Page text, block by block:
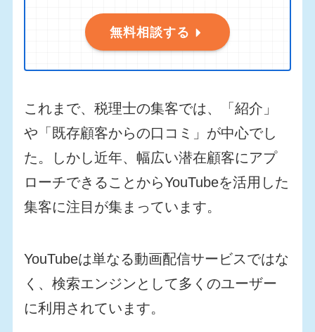
無料相談する
これまで、税理士の集客では、「紹介」
や「既存顧客からの口コミ」が中心でし
た。しかし近年、幅広い潜在顧客にアプ
ローチできることからYouTubeを活用した
集客に注目が集まっています。
YouTubeは単なる動画配信サービスではな
く、検索エンジンとして多くのユーザー
に利用されています。